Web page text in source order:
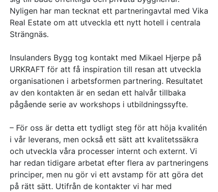
Nyligen har man tecknat ett partneringavtal med Vika
Real Estate om att utveckla ett nytt hotell i centrala
Strängnäs.
Insulanders Bygg tog kontakt med Mikael Hjerpe på
URKRAFT för att få inspiration till resan att utveckla
organisationen i arbetsformen partnering. Resultatet
av den kontakten är en sedan ett halvår tillbaka
pågående serie av workshops i utbildningssyfte.
– För oss är detta ett tydligt steg för att höja kvalitén
i vår leverans, men också ett sätt att kvalitetssäkra
och utveckla våra processer internt och externt. Vi
har redan tidigare arbetat efter flera av partneringens
principer, men nu gör vi ett avstamp för att göra det
på rätt sätt. Utifrån de kontakter vi har med